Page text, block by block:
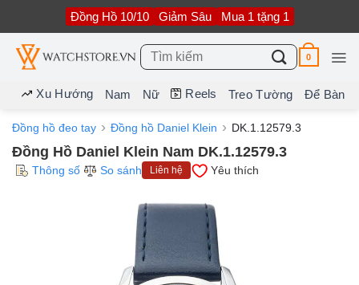
nội
dung
Đồng Hồ 10/10 Giảm Sâu Mua 1 tặng 1
Tìm
kiếm:
0
Xu Hướng Nam Nữ Reels Treo Tường Để Bàn
Đồng hồ đeo tay Đồng hồ Daniel Klein DK.1.12579.3
Đồng Hồ Daniel Klein Nam DK.1.12579.3
Thông số So sánh Liên hệ Yêu thích